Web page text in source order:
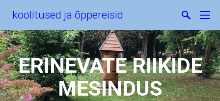
koolitused ja õppereisid
ERINEVATE RIIKIDE
MESINDUS